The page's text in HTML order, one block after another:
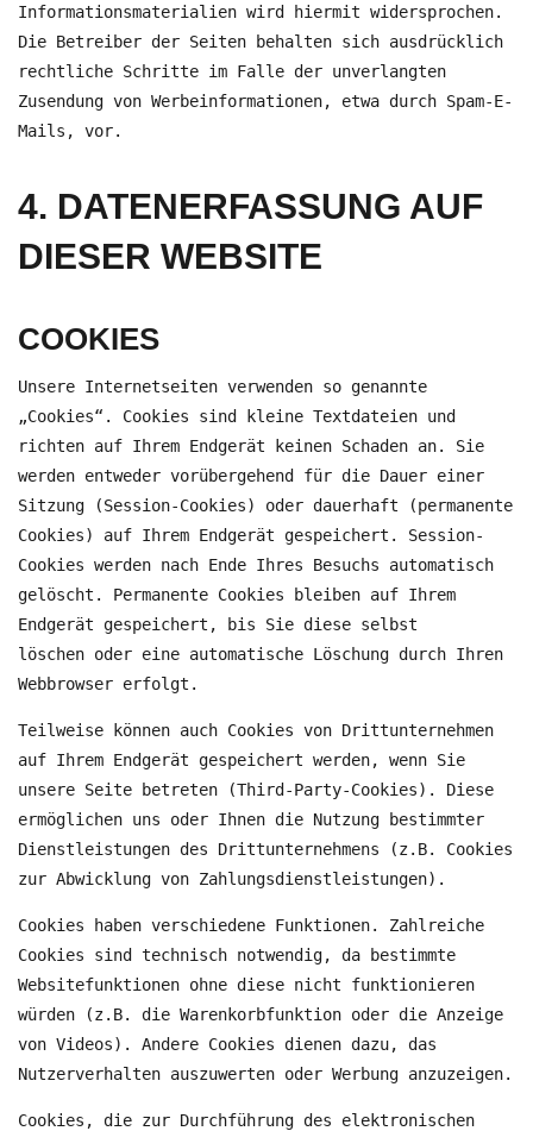
Informationsmaterialien wird hiermit widersprochen.
Die Betreiber der Seiten behalten sich ausdrücklich
rechtliche Schritte im Falle der unverlangten
Zusendung von Werbeinformationen, etwa durch Spam-E-
Mails, vor.
4. DATENERFASSUNG AUF
DIESER WEBSITE
COOKIES
Unsere Internetseiten verwenden so genannte
„Cookies“. Cookies sind kleine Textdateien und
richten auf Ihrem Endgerät keinen Schaden an. Sie
werden entweder vorübergehend für die Dauer einer
Sitzung (Session-Cookies) oder dauerhaft (permanente
Cookies) auf Ihrem Endgerät gespeichert. Session-
Cookies werden nach Ende Ihres Besuchs automatisch
gelöscht. Permanente Cookies bleiben auf Ihrem
Endgerät gespeichert, bis Sie diese selbst
löschen oder eine automatische Löschung durch Ihren
Webbrowser erfolgt.
Teilweise können auch Cookies von Drittunternehmen
auf Ihrem Endgerät gespeichert werden, wenn Sie
unsere Seite betreten (Third-Party-Cookies). Diese
ermöglichen uns oder Ihnen die Nutzung bestimmter
Dienstleistungen des Drittunternehmens (z.B. Cookies
zur Abwicklung von Zahlungsdienstleistungen).
Cookies haben verschiedene Funktionen. Zahlreiche
Cookies sind technisch notwendig, da bestimmte
Websitefunktionen ohne diese nicht funktionieren
würden (z.B. die Warenkorbfunktion oder die Anzeige
von Videos). Andere Cookies dienen dazu, das
Nutzerverhalten auszuwerten oder Werbung anzuzeigen.
Cookies, die zur Durchführung des elektronischen